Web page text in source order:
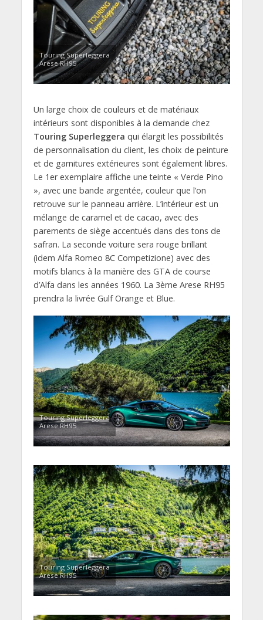
Touring Superleggera
Arese RH95
Un large choix de couleurs et de matériaux
intérieurs sont disponibles à la demande chez
Touring Superleggera qui élargit les possibilités
de personnalisation du client, les choix de peinture
et de garnitures extérieures sont également libres.
Le 1er exemplaire affiche une teinte « Verde Pino
», avec une bande argentée, couleur que l’on
retrouve sur le panneau arrière. L’intérieur est un
mélange de caramel et de cacao, avec des
parements de siège accentués dans des tons de
safran. La seconde voiture sera rouge brillant
(idem Alfa Romeo 8C Competizione) avec des
motifs blancs à la manière des GTA de course
d’Alfa dans les années 1960. La 3ème Arese RH95
prendra la livrée Gulf Orange et Blue.
Touring Superleggera
Arese RH95
Touring Superleggera
Arese RH95